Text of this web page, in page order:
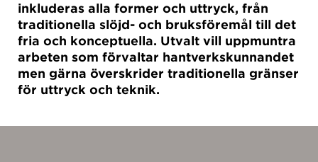
inkluderas alla former och uttryck, från
traditionella slöjd- och bruksföremål till det
fria och konceptuella. Utvalt vill uppmuntra
arbeten som förvaltar hantverkskunnandet
men gärna överskrider traditionella gränser
för uttryck och teknik.